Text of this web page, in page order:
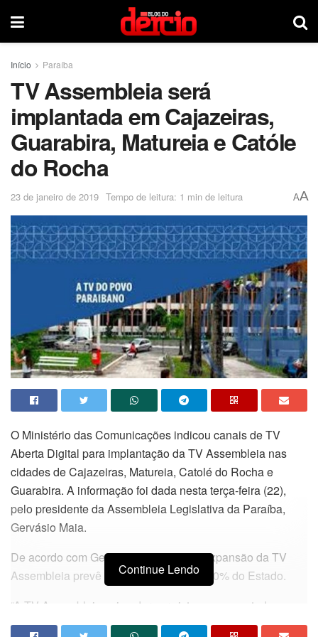
Início Paraíba
TV Assembleia será
implantada em Cajazeiras,
Guarabira, Matureia e Católe
do Rocha
23 de janeiro de 2019 Tempo de leitura: 1 min de leitura AA
O Ministério das Comunicações indicou canais de TV
Aberta Digital para implantação da TV Assembleia nas
cidades de Cajazeiras, Matureia, Catolé do Rocha e
Guarabira. A informação foi dada nesta terça-feira (22),
pelo presidente da Assembleia Legislativa da Paraíba,
Gervásio Maia.
De acordo com Gervásio, o projeto de expansão da TV
Assembleia prevê a cobertura de mais 80% do Estado.
“A TV Assembleia vai poder ser vista em quase toda a
Paraíba. A interiorização do sinal, que teve início pela
Continue Lendo